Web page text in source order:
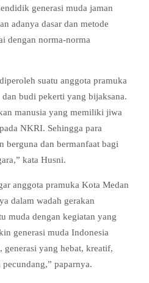
generasi muda jaman
adanya dasar dan metode
dengan norma-norma
suatu anggota pramuka
budi pekerti yang bijaksana.
manusia yang memiliki jiwa
NKRI. Sehingga para
berguna dan bermanfaat bagi
kata Husni.
anggota pramuka Kota Medan
dalam wadah gerakan
muda dengan kegiatan yang
generasi muda Indonesia
generasi yang hebat, kreatif,
paparnya.